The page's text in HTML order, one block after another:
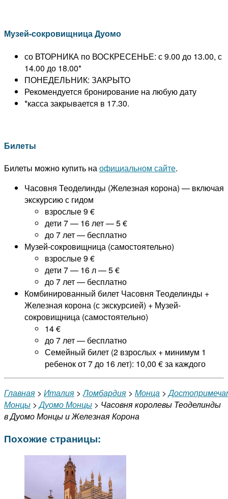
Музей-сокровищница Дуомо
со ВТОРНИКА по ВОСКРЕСЕНЬЕ: с 9.00 до 13.00, с
14.00 до 18.00*
ПОНЕДЕЛЬНИК: ЗАКРЫТО
Рекомендуется бронирование на любую дату
*касса закрывается в 17.30.
Билеты
Билеты можно купить наофициальном сайте.
Часовня Теоделинды (Железная корона) — включая
экскурсию с гидом
взрослые 9 €
дети 7 — 16 лет — 5 €
до 7 лет — бесплатно
Музей-сокровищница (самостоятельно)
взрослые 9 €
дети 7 — 16 л — 5 €
до 7 лет — бесплатно
Комбинированный билет Часовня Теоделинды +
Железная корона (с экскурсией) + Музей-
сокровищница (самостоятельно)
14 €
до 7 лет — бесплатно
Семейный билет (2 взрослых + минимум 1
ребенок от 7 до 16 лет): 10,00 € за каждого
Главная > Италия >Ломбардия > Монца >
Монцы >Дуомо Монцы > Часовня королевы Теоделинды
в Дуомо Монцы и Железная Корона
Похожие страницы: